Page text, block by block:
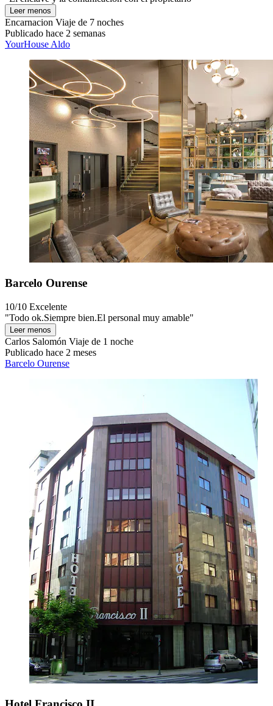
Leer menos
Encarnacion Viaje de 7 noches
Publicado hace 2 semanas
YourHouse Aldo
Barcelo Ourense
10/10 Excelente
"Todo ok.Siempre bien.El personal muy amable"
Leer menos
Carlos Salomón Viaje de 1 noche
Publicado hace 2 meses
Barcelo Ourense